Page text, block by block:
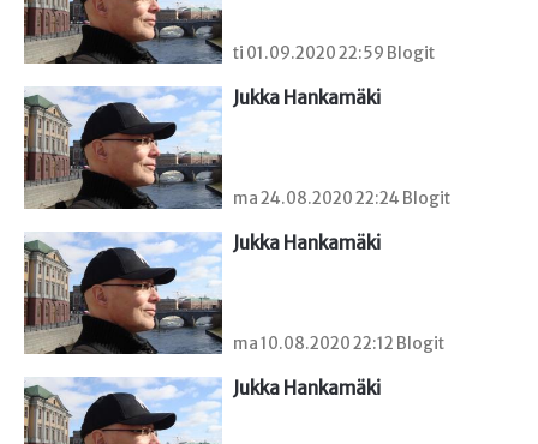
ti 01.09.2020 22:59 Blogit
Jukka Hankamäki
ma 24.08.2020 22:24 Blogit
Jukka Hankamäki
ma 10.08.2020 22:12 Blogit
Jukka Hankamäki